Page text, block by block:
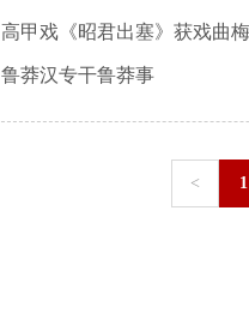
高甲戏《昭君出塞》获戏曲
鲁莽汉专干鲁莽事
< 1